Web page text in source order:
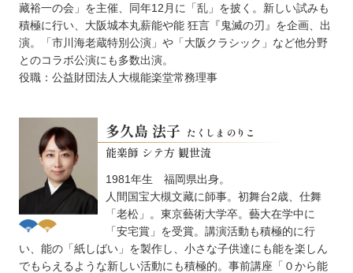
藏裕一の会」を主催、同年12月に「乱」を披く。新しい試みも
積極に行い、大阪城本丸薪能や能 狂言『鬼滅の刃』を企画、出
演。「市川海老蔵特別公演」や「大阪クラシック」など他分野
とのコラボ公演にも多数出演。
役職：公益財団法人大槻能楽堂常務理事
多久島 法子 たくしま のりこ
能楽師 シテ方 観世流
1981年生 福岡県出身。
人間国宝大槻文藏に師事。初舞台2歳、仕舞
「老松」。東京藝術大学卒。藝大在学中に
「安宅賞」を受賞。講演活動も積極的に行
い、能の「紙しばい」を製作し、小さな子供達にも能を楽しん
でもらえるような新しい活動にも積極的。事前講座「０から能